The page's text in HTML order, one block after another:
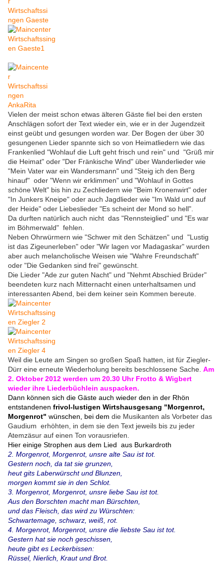
Vielen der meist schon etwas älteren Gäste fiel bei den ersten
Anschlägen sofort der Text wieder ein, wie er in der Jugendzeit
einst geübt und gesungen worden war. Der Bogen der über 30
gesungenen Lieder spannte sich so von Heimatliedern wie das
Frankenlied "Wohlauf die Luft geht frisch und rein" und "Grüß mir
die Heimat" oder "Der Fränkische Wind" über Wanderlieder wie
"Mein Vater war ein Wandersmann" und "Steig ich den Berg
hinauf" oder "Wenn wir erklimmen" und "Wohlauf in Gottes
schöne Welt" bis hin zu Zechliedern wie "Beim Kronenwirt" oder
"In Junkers Kneipe" oder auch Jagdlieder wie "Im Wald und auf
der Heide" oder Liebeslieder "Es scheint der Mond so hell".
Da durften natürlich auch nicht das "Rennsteiglied" und "Es war
im Böhmerwald" fehlen.
Neben Ohrwürmern wie "Schwer mit den Schätzen" und "Lustig
ist das Zigeunerleben" oder "Wir lagen vor Madagaskar" wurden
aber auch melancholische Weisen wie "Wahre Freundschaft"
oder "Die Gedanken sind frei" gewünscht.
Die Lieder "Ade zur guten Nacht" und "Nehmt Abschied Brüder"
beendeten kurz nach Mitternacht einen unterhaltsamen und
interessanten Abend, bei dem keiner sein Kommen bereute.
Weil die Leute am Singen so großen Spaß hatten, ist für Ziegler-
Dürr eine erneute Wiederholung bereits beschlossene Sache. Am
2. Oktober 2012 werden um 20.30 Uhr Frotto & Wigbert
wieder ihre Liederbüchlein auspacken.
Dann können sich die Gäste auch wieder den in der Rhön
entstandenen frivol-lustigen Wirtshausgesang "Morgenrot,
Morgenrot" wünschen, bei dem die Musikanten als Vorbeter das
Gaudium erhöhten, in dem sie den Text jeweils bis zu jeder
Atemzäsur auf einen Ton vorausriefen.
Hier einige Strophen aus dem Lied aus Burkardroth
2. Morgenrot, Morgenrot, unsre alte Sau ist tot.
Gestern noch, da tat sie grunzen,
heut gits Laberwürscht und Blunzen,
morgen kommt sie in den Schlot.
3. Morgenrot, Morgenrot, unsre liebe Sau ist tot.
Aus den Borschten macht man Bürschten,
und das Fleisch, das wird zu Würschten:
Schwartemage, schwarz, weiß, rot.
4. Morgenrot, Morgenrot, unsre die liebste Sau ist tot.
Gestern hat sie noch geschissen,
heute gibt es Leckerbissen:
Rüssel, Nierlich, Kraut und Brot.